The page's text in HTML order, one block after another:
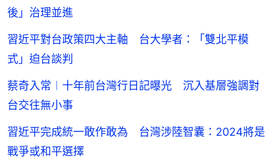
後」治理並進
習近平對台政策四大主軸 台大學者：「雙北平模
式」迫台談判
蔡奇入常︱十年前台灣行日記曝光 沉入基層強調對
台交往無小事
習近平完成統一敢作敢為 台灣涉陸智囊：2024將是
戰爭或和平選擇